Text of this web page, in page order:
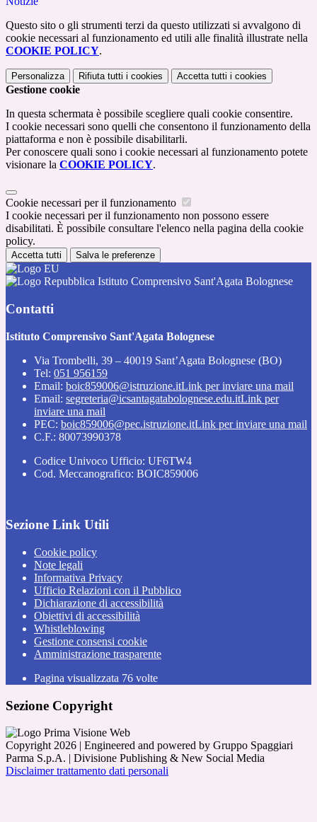
Questo sito o gli strumenti terzi da questo utilizzati si avvalgono di
cookie necessari al funzionamento ed utili alle finalità illustrate nella
COOKIE POLICY.
Personalizza Rifiuta tutti i cookies Accetta tutti i cookies
Gestione cookie
In questa schermata è possibile scegliere quali cookie consentire.
I cookie necessari sono quelli che consentono il funzionamento della
piattaforma e non è possibile disabilitarli.
Per conoscere quali sono i cookie necessari al funzionamento potete
visionare la COOKIE POLICY.
Cookie necessari per il funzionamento
I cookie necessari per il funzionamento non possono essere
disabilitati. È possibile consultare l'elenco nella pagina della cookie
policy.
Accetta tutti Salva le preferenze
Istituto Comprensivo Sant'Agata Bolognese
Contatti
Istituto Comprensivo Sant'Agata Bolognese
Via Trombelli, 39 – 40019 Sant’Agata Bolognese (BO)
Tel: 051 956159
Email: boic859006@istruzione.itLink per inviare una mail
Email: segreteria@icsantagatabolognese.edu.itLink per
inviare una mail
PEC: boic859006@pec.istruzione.itLink per inviare una mail
C.F.: 80073990378
Codice Univoco Ufficio: UF6TW4
Cod. Meccanografico: BOIC859006
Sezione Link Utili
Cookie policy
Note legali
Informativa Privacy
Ufficio Relazioni con il Pubblico
Dichiarazione di accessibilità
Obiettivi di accessibilità
Whistleblowing
Gestione consensi cookie
Amministrazione trasparente
Pagina visualizzata 76 volte
Sezione Copyright
Copyright 2026 | Engineered and powered by Gruppo Spaggiari
Parma S.p.A. | Divisione Publishing & New Social Media
Disclaimer trattamento dati personali